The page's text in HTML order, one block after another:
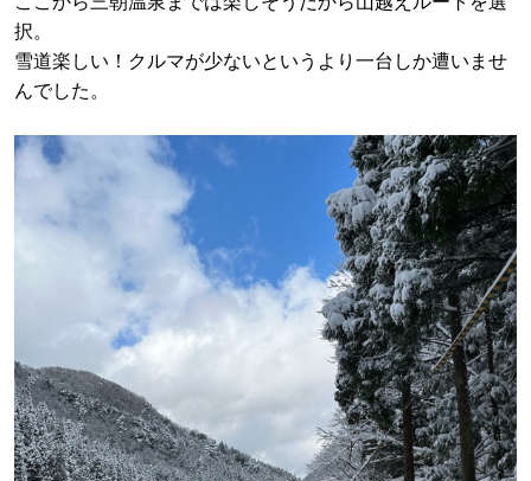
択。
雪道楽しい！クルマが少ないというより一台しか遭いませ
んでした。